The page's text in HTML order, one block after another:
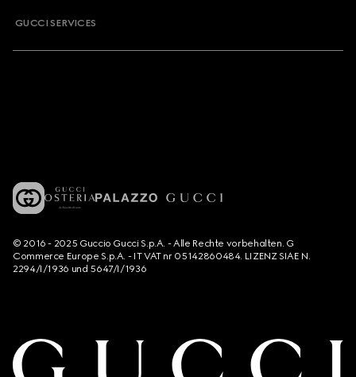
GUCCI SERVICES
© 2016 - 2025 Guccio Gucci S.p.A. - Alle Rechte vorbehalten. G
Commerce Europe S.p.A. - IT VAT nr 05142860484. LIZENZ SIAE N.
2294/I/1936 und 5647/I/1936